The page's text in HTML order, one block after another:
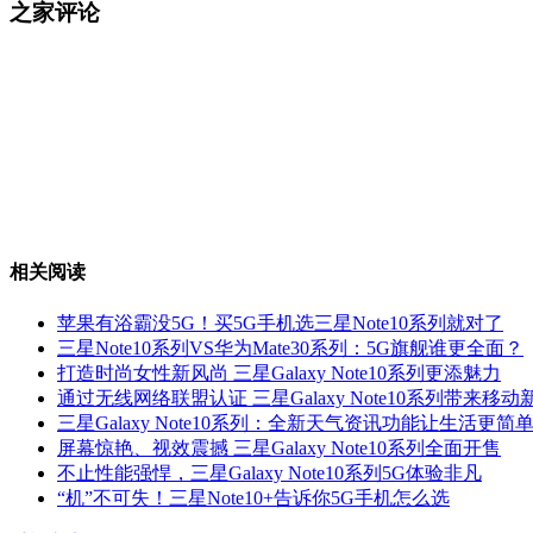
之家评论
相关阅读
苹果有浴霸没5G！买5G手机选三星Note10系列就对了
三星Note10系列VS华为Mate30系列：5G旗舰谁更全面？
打造时尚女性新风尚 三星Galaxy Note10系列更添魅力
通过无线网络联盟认证 三星Galaxy Note10系列带来移动
三星Galaxy Note10系列：全新天气资讯功能让生活更简单
屏幕惊艳、视效震撼 三星Galaxy Note10系列全面开售
不止性能强悍，三星Galaxy Note10系列5G体验非凡
“机”不可失！三星Note10+告诉你5G手机怎么选